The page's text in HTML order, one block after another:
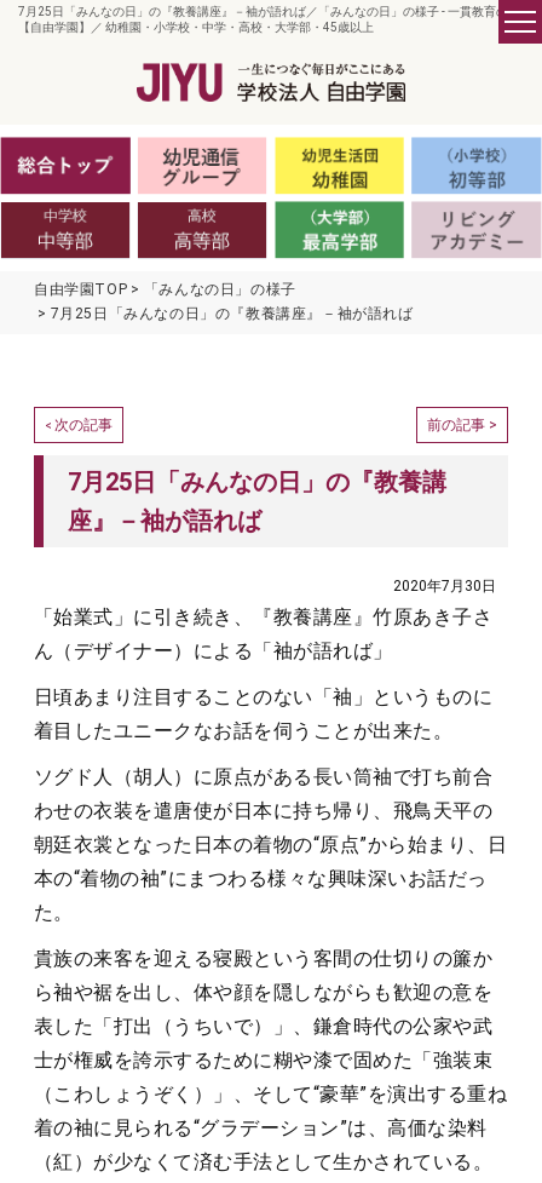
7月25日「みんなの日」の『教養講座』－袖が語れば／「みんなの日」の様子 - 一貫教育の
【自由学園】／ 幼稚園・小学校・中学・高校・大学部・45歳以上
自由学園TOP
「みんなの日」の様子
7月25日「みんなの日」の『教養講座』－袖が語れば
< 次の記事 前の記事 >
7月25日「みんなの日」の『教養講
座』－袖が語れば
2020年7月30日
「始業式」に引き続き、『教養講座』竹原あき子さ
ん（デザイナー）による「袖が語れば」
日頃あまり注目することのない「袖」というものに
着目したユニークなお話を伺うことが出来た。
ソグド人（胡人）に原点がある長い筒袖で打ち前合
わせの衣装を遣唐使が日本に持ち帰り、飛鳥天平の
朝廷衣裳となった日本の着物の“原点”から始まり、日
本の“着物の袖”にまつわる様々な興味深いお話だっ
た。
貴族の来客を迎える寝殿という客間の仕切りの簾か
ら袖や裾を出し、体や顔を隠しながらも歓迎の意を
表した「打出（うちいで）」、鎌倉時代の公家や武
士が権威を誇示するために糊や漆で固めた「強装束
（こわしょうぞく）」、そして“豪華”を演出する重ね
着の袖に見られる“グラデーション”は、高価な染料
（紅）が少なくて済む手法として生かされている。